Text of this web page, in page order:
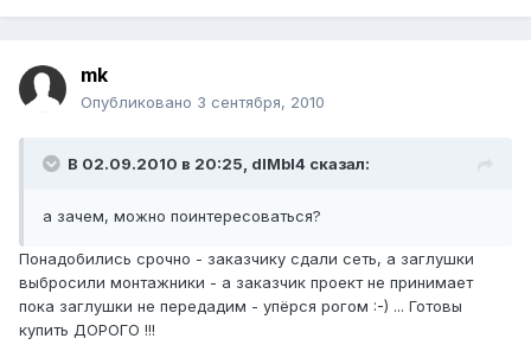
mk
Опубликовано 3 сентября, 2010
В 02.09.2010 в 20:25, dIMbI4 сказал:
а зачем, можно поинтересоваться?
Понадобились срочно - заказчику сдали сеть, а заглушки
выбросили монтажники - а заказчик проект не принимает
пока заглушки не передадим - упёрся рогом :-) ... Готовы
купить ДОРОГО !!!